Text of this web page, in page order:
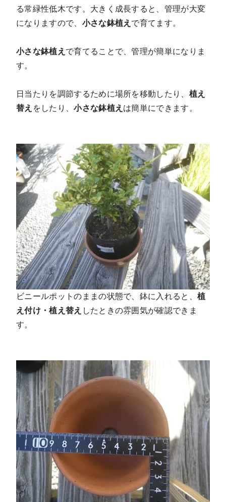
る常緑性低木です。大きく成長すると、管理が大変
になりますので、 小さな鉢植え で育てます。
小さな鉢植え で育てることで、管理が簡単になりま
す。
日当たりを調節するために場所を移動したり、 植え
替え をしたり、小さな鉢植え は簡単にできます。
ビニールポットのままの状態で、鉢に入れると、植
え付け・植え替え したときの雰囲気が確認できま
す。